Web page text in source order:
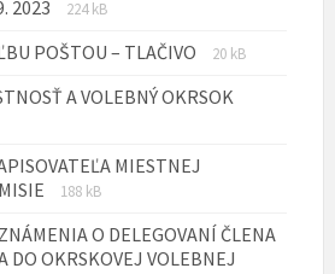
2023
pdf
Veľkosť
224 kB
POŠTOU – TLAČIVO
Prípona
docx
Veľkosť
20 kB
A VOLEBNÝ OKRSOK
MIESTNEJ
Prípona
pdf
Veľkosť
188 kB
O DELEGOVANÍ ČLENA
DO OKRSKOVEJ VOLEBNEJ